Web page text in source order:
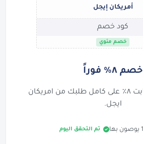
أمريكان إيجل
كود خصم
خصم مئوي
خصم ٨٪ فوراً
استمتع بخصم ثابت ٨٪ على كامل طلبك من امريكان
ايجل.
تم التحقق اليوم